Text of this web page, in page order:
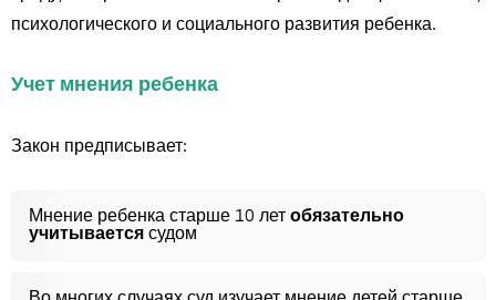
психологического и социального развития ребенка.
Учет мнения ребенка
Закон предписывает:
Мнение ребенка старше 10 лет обязательно
учитывается судом